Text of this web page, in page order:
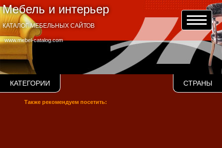
Мебель и интерьер
www.mebel-catalog.com
КАТАЛОГ МЕБЕЛЬНЫХ САЙТОВ
КАТЕГОРИИ СТРАНЫ
Также рекомендуем посетить: